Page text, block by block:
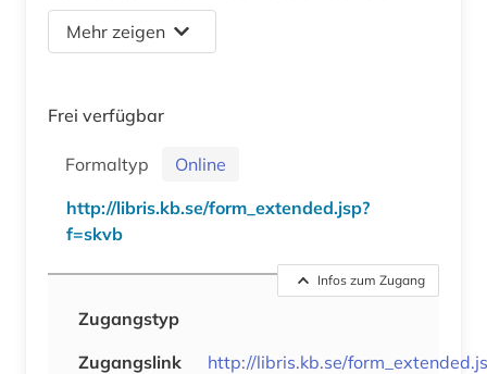
Mehr zeigen
Frei verfügbar
Formaltyp
Online
http://libris.kb.se/form_extended.jsp?
f=skvb
Infos zum Zugang
Zugangstyp
Zugangslink
http://libris.kb.se/